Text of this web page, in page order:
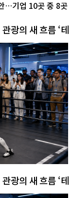
광의 새 흐름 ‘테
광의 새 흐름 ‘테